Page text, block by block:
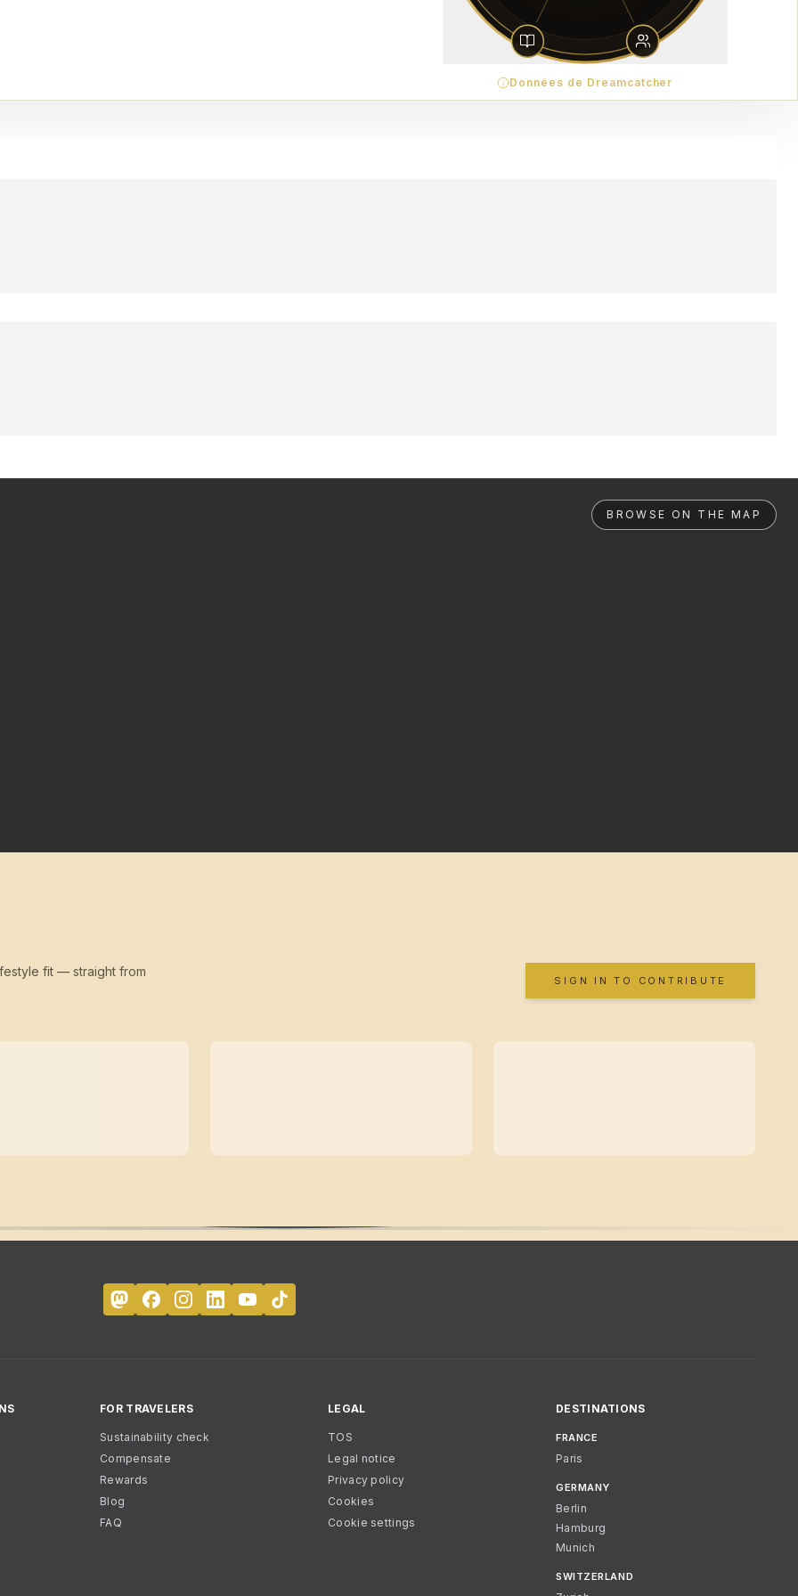
Données de Dreamcatcher
BROWSE ON THE MAP
fit — straight from
SIGN IN TO CONTRIBUTE
FOR TRAVELERS
Sustainability check
Compensate
Rewards
Blog
FAQ
LEGAL
TOS
Legal notice
Privacy policy
Cookies
Cookie settings
DESTINATIONS
FRANCE
Paris
GERMANY
Berlin
Hamburg
Munich
SWITZERLAND